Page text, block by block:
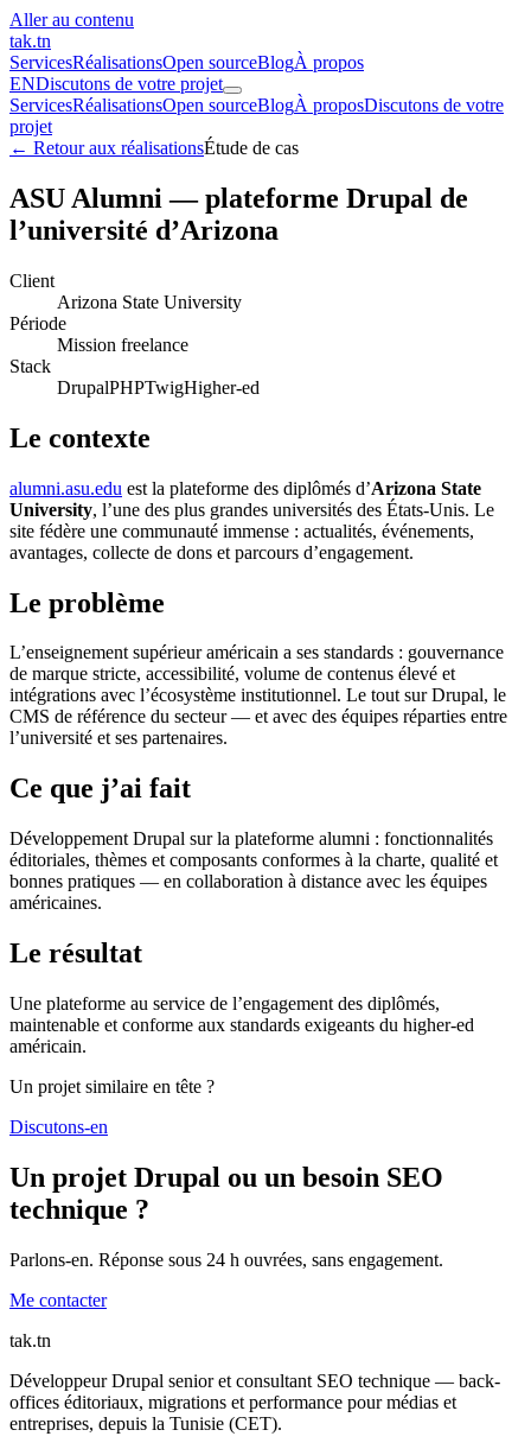
Aller au contenu
tak.tn
ServicesRéalisationsOpen sourceBlogÀ propos
ENDiscutons de votre projet
ServicesRéalisationsOpen sourceBlogÀ proposDiscutons de votre
projet
← Retour aux réalisationsÉtude de cas
ASU Alumni — plateforme Drupal de
l’université d’Arizona
Client
Arizona State University
Période
Mission freelance
Stack
DrupalPHPTwigHigher-ed
Le contexte
alumni.asu.edu est la plateforme des diplômés d’Arizona State
University, l’une des plus grandes universités des États-Unis. Le
site fédère une communauté immense : actualités, événements,
avantages, collecte de dons et parcours d’engagement.
Le problème
L’enseignement supérieur américain a ses standards : gouvernance
de marque stricte, accessibilité, volume de contenus élevé et
intégrations avec l’écosystème institutionnel. Le tout sur Drupal, le
CMS de référence du secteur — et avec des équipes réparties entre
l’université et ses partenaires.
Ce que j’ai fait
Développement Drupal sur la plateforme alumni : fonctionnalités
éditoriales, thèmes et composants conformes à la charte, qualité et
bonnes pratiques — en collaboration à distance avec les équipes
américaines.
Le résultat
Une plateforme au service de l’engagement des diplômés,
maintenable et conforme aux standards exigeants du higher-ed
américain.
Un projet similaire en tête ?
Discutons-en
Un projet Drupal ou un besoin SEO
technique ?
Parlons-en. Réponse sous 24 h ouvrées, sans engagement.
Me contacter
tak.tn
Développeur Drupal senior et consultant SEO technique — back-
offices éditoriaux, migrations et performance pour médias et
entreprises, depuis la Tunisie (CET).